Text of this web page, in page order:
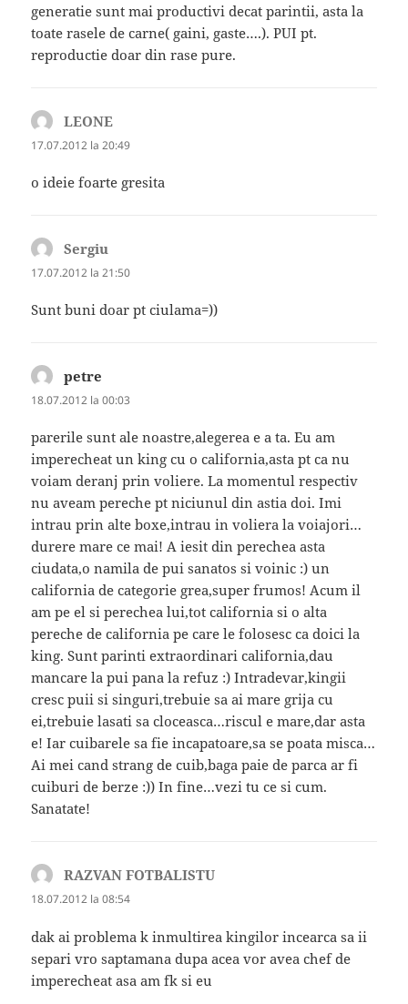
generatie sunt mai productivi decat parintii, asta la
toate rasele de carne( gaini, gaste….). PUI pt.
reproductie doar din rase pure.
LEONE
17.07.2012 la 20:49
o ideie foarte gresita
Sergiu
17.07.2012 la 21:50
Sunt buni doar pt ciulama=))
petre
18.07.2012 la 00:03
parerile sunt ale noastre,alegerea e a ta. Eu am
imperecheat un king cu o california,asta pt ca nu
voiam deranj prin voliere. La momentul respectiv
nu aveam pereche pt niciunul din astia doi. Imi
intrau prin alte boxe,intrau in voliera la voiajori…
durere mare ce mai! A iesit din perechea asta
ciudata,o namila de pui sanatos si voinic :) un
california de categorie grea,super frumos! Acum il
am pe el si perechea lui,tot california si o alta
pereche de california pe care le folosesc ca doici la
king. Sunt parinti extraordinari california,dau
mancare la pui pana la refuz :) Intradevar,kingii
cresc puii si singuri,trebuie sa ai mare grija cu
ei,trebuie lasati sa cloceasca…riscul e mare,dar asta
e! Iar cuibarele sa fie incapatoare,sa se poata misca…
Ai mei cand strang de cuib,baga paie de parca ar fi
cuiburi de berze :)) In fine…vezi tu ce si cum.
Sanatate!
RAZVAN FOTBALISTU
18.07.2012 la 08:54
dak ai problema k inmultirea kingilor incearca sa ii
separi vro saptamana dupa acea vor avea chef de
imperecheat asa am fk si eu